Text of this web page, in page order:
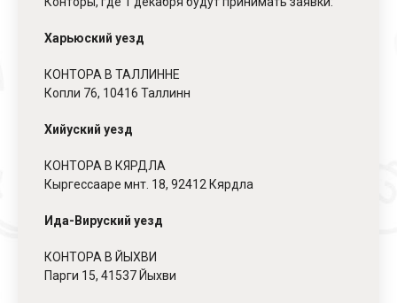
Харьюский уезд
КОНТОРА В ТАЛЛИННЕ
Копли 76, 10416 Таллинн
Хийуский уезд
КОНТОРА В КЯРДЛА
Кыргессааре мнт. 18, 92412 Кярдла
Ида-Вируский уезд
КОНТОРА В ЙЫХВИ
Парги 15, 41537 Йыхви